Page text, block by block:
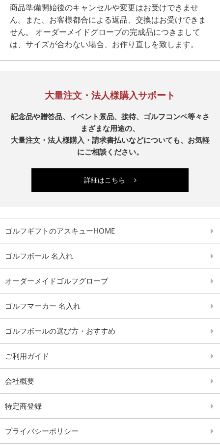
商品準備開始後のキャンセルや変更はお受けできませ
ん。また、お客様都合による返品、交換はお受けできま
せん。 オーダーメイドグローブの完成品につきまして
は、サイズが合わない場合、お作り直しを致します。
大量注文・法人様購入サポート
記念品や贈答品、イベント景品、接待、ゴルフコンペ等々さ
まざまな用途の、
大量注文・法人様購入・請求書払いなどについても、お気軽
にご相談ください。
詳細はこちら
ゴルフギフトのアスキューHOME
ゴルフボール 名入れ
オーダーメイドゴルフグローブ
ゴルフマーカー 名入れ
ゴルフボールの選び方・おすすめ
ご利用ガイド
会社概要
特定商登録
プライバシーポリシー